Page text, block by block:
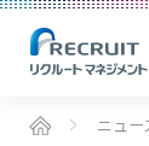
ニュー